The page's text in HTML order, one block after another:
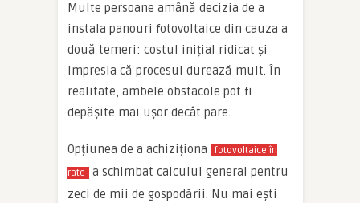
Multe persoane amână decizia de a
instala panouri fotovoltaice din cauza a
două temeri: costul inițial ridicat și
impresia că procesul durează mult. În
realitate, ambele obstacole pot fi
depășite mai ușor decât pare.
Opțiunea de a achiziționa
fotovoltaice în
rate
a schimbat calculul general pentru
zeci de mii de gospodării. Nu mai ești